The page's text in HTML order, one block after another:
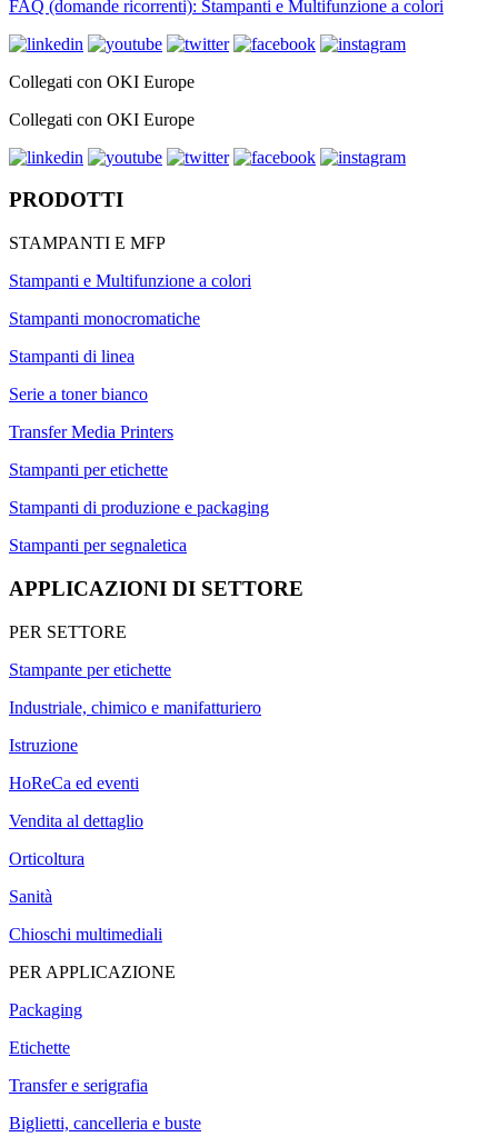
FAQ (domande ricorrenti): Stampanti e Multifunzione a colori
Collegati con OKI Europe
Collegati con OKI Europe
PRODOTTI
STAMPANTI E MFP
Stampanti e Multifunzione a colori
Stampanti monocromatiche
Stampanti di linea
Serie a toner bianco
Transfer Media Printers
Stampanti per etichette
Stampanti di produzione e packaging
Stampanti per segnaletica
APPLICAZIONI DI SETTORE
PER SETTORE
Stampante per etichette
Industriale, chimico e manifatturiero
Istruzione
HoReCa ed eventi
Vendita al dettaglio
Orticoltura
Sanità
Chioschi multimediali
PER APPLICAZIONE
Packaging
Etichette
Transfer e serigrafia
Biglietti, cancelleria e buste